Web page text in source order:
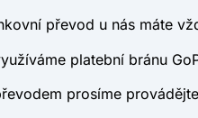
převod u nás máte
platební bránu
prosíme